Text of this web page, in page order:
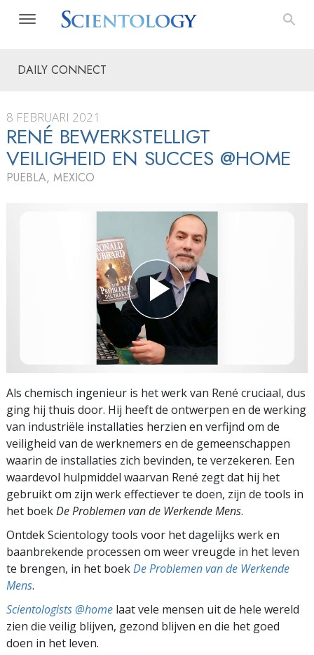
DAILY CONNECT
8 FEBRUARI 2021
RENÉ BEWERKSTELLIGT
VEILIGHEID EN SUCCES @HOME
PUEBLA, MEXICO
Als chemisch ingenieur is het werk van René cruciaal, dus
ging hij thuis door. Hij heeft de ontwerpen en de werking
van industriële installaties herzien en verfijnd om de
veiligheid van de werknemers en de gemeenschappen
waarin de installaties zich bevinden, te verzekeren. Een
waardevol hulpmiddel waarvan René zegt dat hij het
gebruikt om zijn werk effectiever te doen, zijn de tools in
het boekDe Problemen van de Werkende Mens.
Ontdek Scientology tools voor het dagelijks werk en
baanbrekende processen om weer vreugde in het leven
te brengen, in het boekDe Problemen van de Werkende
Mens.
Scientologists @home laat vele mensen uit de hele wereld
zien die veilig blijven, gezond blijven en die het goed
doen in het leven.